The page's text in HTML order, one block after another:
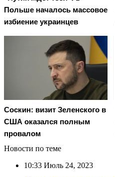
Польше началось массовое
избиение украинцев
Соскин: визит Зеленского в
США оказался полным
провалом
Новости по теме
10:33 Июль 24, 2023